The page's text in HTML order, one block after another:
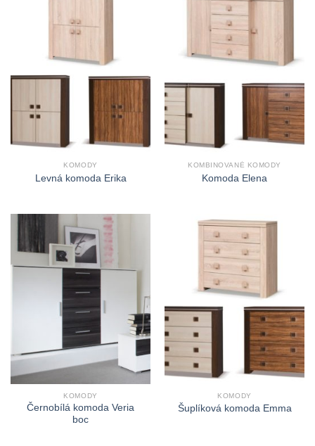
KOMODY
Levná komoda Erika
KOMBINOVANÉ KOMODY
Komoda Elena
KOMODY
Černobílá komoda Veria
boc
KOMODY
Šuplíková komoda Emma